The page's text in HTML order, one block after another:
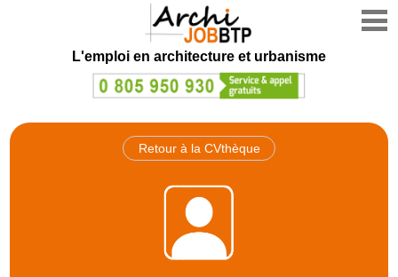
L'emploi en architecture et urbanisme
Retour à la CVthèque